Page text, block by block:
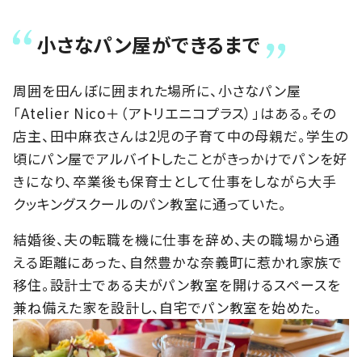
小さなパン屋ができるまで
周囲を田んぼに囲まれた場所に、小さなパン屋
「Atelier Nico＋（アトリエニコプラス）」はある。その
店主、田中麻衣さんは2児の子育て中の母親だ。学生の
頃にパン屋でアルバイトしたことがきっかけでパンを好
きになり、卒業後も保育士として仕事をしながら大手
クッキングスクールのパン教室に通っていた。
結婚後、夫の転職を機に仕事を辞め、夫の職場から通
える距離にあった、自然豊かな奈義町に惹かれ家族で
移住。設計士である夫がパン教室を開けるスペースを
兼ね備えた家を設計し、自宅でパン教室を始めた。